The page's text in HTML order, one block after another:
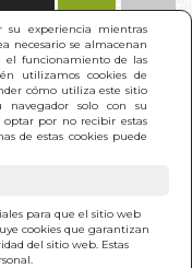
experiencia mientras
necesario se almacenan
el funcionamiento de las
utilizamos cookies de
cómo utiliza este sitio
navegador solo con su
por no recibir estas
de estas cookies puede
para que el sitio web
cookies que garantizan
del sitio web. Estas
EL